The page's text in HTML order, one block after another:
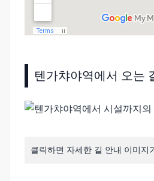
텐가챠야역에서 오는
클릭하면 자세한 길 안내 이미지